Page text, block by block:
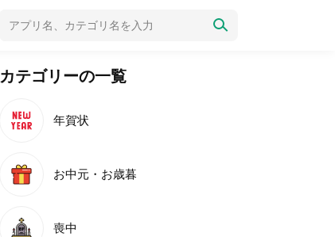
カテゴリーの一覧
年賀状
お中元・お歳暮
喪中